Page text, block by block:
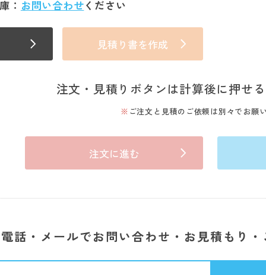
： お問い合わせください
見積り書を作成
注文・見積りボタンは計算後に押せ
ご注文と見積のご依頼は別々でお願
注文に進む
電話・メールでお問い合わせ・お見積もり